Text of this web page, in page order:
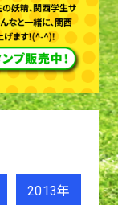
2013年